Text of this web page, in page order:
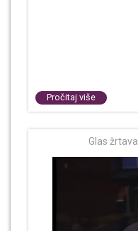
Pročitaj više
Glas žrtava